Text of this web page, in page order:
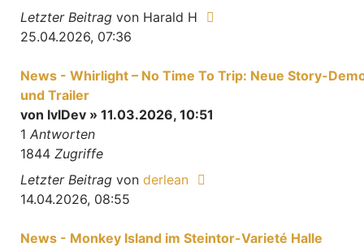
Letzter Beitrag von Harald H
25.04.2026, 07:36
News - Whirlight – No Time To Trip: Neue Story-
und Trailer
von lvlDev » 11.03.2026, 10:51
1 Antworten
1844 Zugriffe
Letzter Beitrag von derlean
14.04.2026, 08:55
News - Monkey Island im Steintor-Varieté Halle